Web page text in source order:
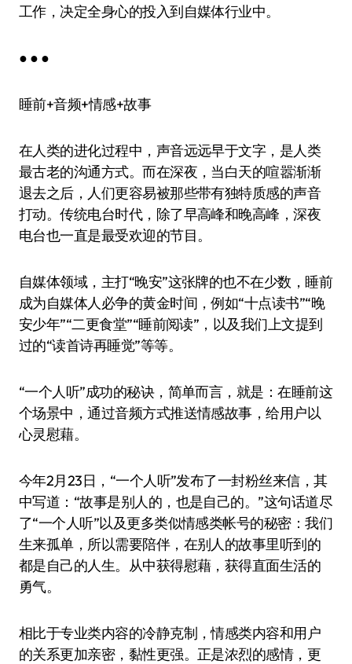
工作，决定全身心的投入到自媒体行业中。
● ● ●
睡前+音频+情感+故事
在人类的进化过程中，声音远远早于文字，是人类
最古老的沟通方式。而在深夜，当白天的喧嚣渐渐
退去之后，人们更容易被那些带有独特质感的声音
打动。传统电台时代，除了早高峰和晚高峰，深夜
电台也一直是最受欢迎的节目。
自媒体领域，主打“晚安”这张牌的也不在少数，睡前
成为自媒体人必争的黄金时间，例如“十点读书”“晚
安少年”“二更食堂”“睡前阅读”，以及我们上文提到
过的“读首诗再睡觉”等等。
“一个人听”成功的秘诀，简单而言，就是：在睡前这
个场景中，通过音频方式推送情感故事，给用户以
心灵慰藉。
今年2月23日，“一个人听”发布了一封粉丝来信，其
中写道：“故事是别人的，也是自己的。”这句话道尽
了“一个人听”以及更多类似情感类帐号的秘密：我们
生来孤单，所以需要陪伴，在别人的故事里听到的
都是自己的人生。从中获得慰藉，获得直面生活的
勇气。
相比于专业类内容的冷静克制，情感类内容和用户
的关系更加亲密，黏性更强。正是浓烈的感情，更